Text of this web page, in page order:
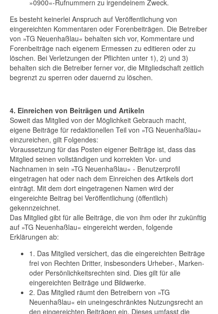
»0900«-Rufnummern zu irgendeinem Zweck.
Es besteht keinerlei Anspruch auf Veröffentlichung von
eingereichten Kommentaren oder Forenbeiträgen. Die Betreiber
von »TG Neuenhaßlau« behalten sich vor, Kommentare und
Forenbeiträge nach eigenem Ermessen zu editieren oder zu
löschen. Bei Verletzungen der Pflichten unter 1), 2) und 3)
behalten sich die Betreiber ferner vor, die Mitgliedschaft zeitlich
begrenzt zu sperren oder dauernd zu löschen.
4. Einreichen von Beiträgen und Artikeln
Soweit das Mitglied von der Möglichkeit Gebrauch macht,
eigene Beiträge für redaktionellen Teil von »TG Neuenhaßlau«
einzureichen, gilt Folgendes:
Voraussetzung für das Posten eigener Beiträge ist, dass das
Mitglied seinen vollständigen und korrekten Vor- und
Nachnamen in sein »TG Neuenhaßlau« - Benutzerprofil
eingetragen hat oder nach dem Einreichen des Artikels dort
einträgt. Mit dem dort eingetragenen Namen wird der
eingereichte Beitrag bei Veröffentlichung (öffentlich)
gekennzeichnet.
Das Mitglied gibt für alle Beiträge, die von ihm oder ihr zukünftig
auf »TG Neuenhaßlau« eingereicht werden, folgende
Erklärungen ab:
1. Das Mitglied versichert, das die eingereichten Beiträge
frei von Rechten Dritter, insbesonders Urheber-, Marken-
oder Persönlichkeitsrechten sind. Dies gilt für alle
eingereichten Beiträge und Bildwerke.
2. Das Mitglied räumt den Betreibern von »TG
Neuenhaßlau« ein uneingeschränktes Nutzungsrecht an
den eingereichten Beiträgen ein. Dieses umfasst die